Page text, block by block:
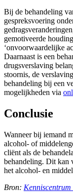
Bij de behandeling
gespreksvoering
gemotiveerde
‘onvoorwaardelijke
Daarnaast is een
drugsverslaving
stoornis, de
behandeling bij een
mogelijkheden via
Conclusie
Wanneer bij iemand
alcohol- of
cliënt als de
behandeling. Dit kan
het alcohol- en
Bron: